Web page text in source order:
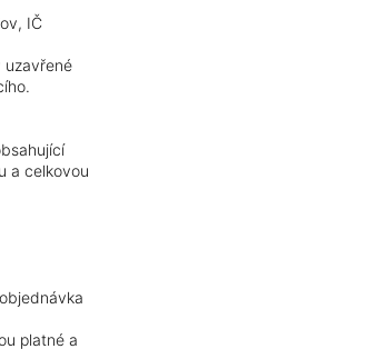
IČ
uzavřené
a celkovou
platné a